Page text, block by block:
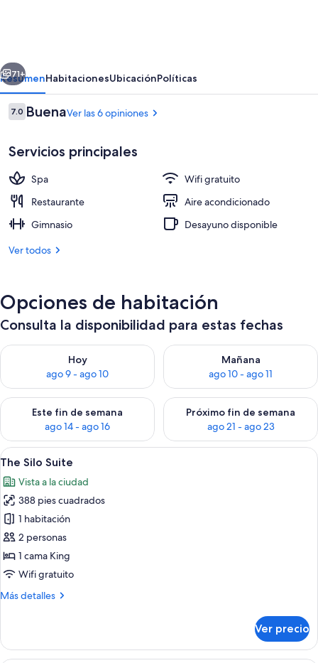
Desayuno buffet todos los días (con
Siguiente
71+
ResumenHabitacionesUbicaciónPolíticas
Opiniones
7.07.0 de 10,
BuenaVer las 6 opiniones
Servicios principales
Spa
Wifi gratuito
Restaurante
Aire acondicionado
Gimnasio
Desayuno disponible
Ver todos
Opciones de habitación
Consulta la disponibilidad para estas fechas
Hoy
ago 9 - ago 10
Consulta la disponibilidad para hoy ago 9 - ago 10
Mañana
ago 10 - ago 11
Consulta la disponibilidad
Este fin de semana
ago 14 - ago 16
Consulta la disponibilidad para este fin de semana ago 14 -
Próximo fin de semana
ago 21 - ago 23
Consulta la disponibilidad
Abrir
todas
las
fotos
de
The
Silo
Suite
Una habitación moderna con techo
10
The Silo Suite
Vista a la ciudad
388 pies cuadrados
1 habitación
2 personas
1 cama King
Wifi gratuito
Más detalles
Más
Silo
Suite
Ver precio